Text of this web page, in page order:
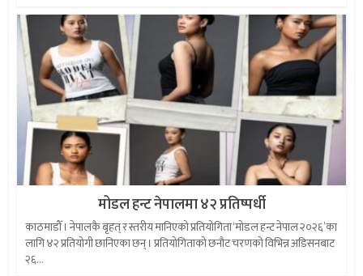
मोडल हन्ट नेपालमा ४२ प्रतिष्पर्धी
काठमाडौँ । नेपालकै बृहत् र स्तरीय मानिएको प्रतियोगिता ‘मोडल हन्ट नेपाल २०२६’का
लागि ४२ प्रतियोगी छानिएका छन् । प्रतियोगिताको छनौट चरणको विभिन्न अडिसनबाट
२६...